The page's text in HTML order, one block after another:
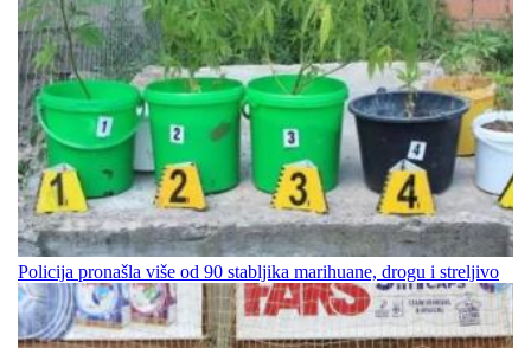
Policija pronašla više od 90 stabljika marihuane, drogu i streljivo